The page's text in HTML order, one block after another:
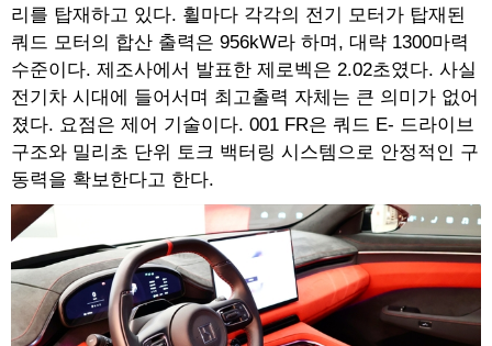
리를 탑재하고 있다. 휠마다 각각의 전기 모터가 탑재된
쿼드 모터의 합산 출력은 956kW라 하며, 대략 1300마력
수준이다. 제조사에서 발표한 제로벡은 2.02초였다. 사실
전기차 시대에 들어서며 최고출력 자체는 큰 의미가 없어
졌다. 요점은 제어 기술이다. 001 FR은 쿼드 E- 드라이브
구조와 밀리초 단위 토크 백터링 시스템으로 안정적인 구
동력을 확보한다고 한다.